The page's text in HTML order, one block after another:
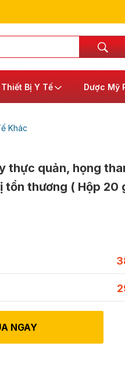
Thiết Bị Y Tế Dược Mỹ
Khác
thực quản, họng
thương ( Hộp 20
NGAY